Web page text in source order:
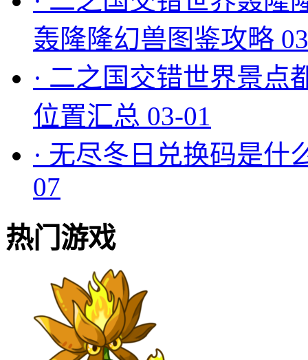
轰隆隆幻兽图鉴攻略
· 二之国交错世界景点
位置汇总 03-01
· 无尽冬日兑换码是什
07
热门游戏